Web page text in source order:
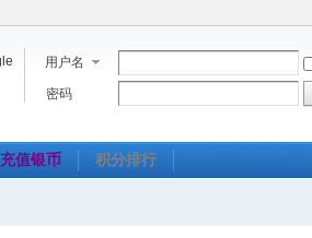
用户名
密码
充值银币 积分排行